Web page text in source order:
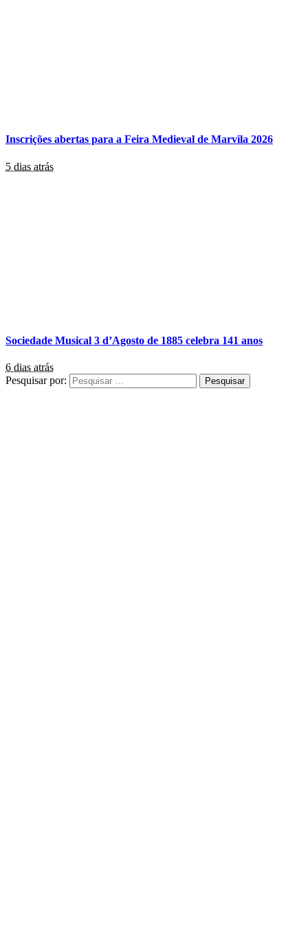
Inscrições abertas para a Feira Medieval de Marvila 2026
5 dias atrás
Sociedade Musical 3 d’Agosto de 1885 celebra 141 anos
6 dias atrás
Pesquisar por: